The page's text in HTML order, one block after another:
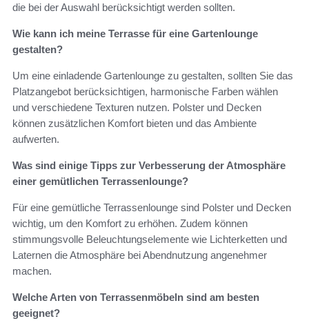
die bei der Auswahl berücksichtigt werden sollten.
Wie kann ich meine Terrasse für eine Gartenlounge
gestalten?
Um eine einladende Gartenlounge zu gestalten, sollten Sie das
Platzangebot berücksichtigen, harmonische Farben wählen
und verschiedene Texturen nutzen. Polster und Decken
können zusätzlichen Komfort bieten und das Ambiente
aufwerten.
Was sind einige Tipps zur Verbesserung der Atmosphäre
einer gemütlichen Terrassenlounge?
Für eine gemütliche Terrassenlounge sind Polster und Decken
wichtig, um den Komfort zu erhöhen. Zudem können
stimmungsvolle Beleuchtungselemente wie Lichterketten und
Laternen die Atmosphäre bei Abendnutzung angenehmer
machen.
Welche Arten von Terrassenmöbeln sind am besten
geeignet?